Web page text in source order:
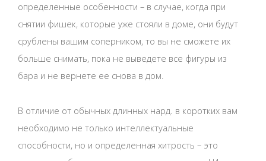
определенные особенности – в случае, когда при
снятии фишек, которые уже стояли в доме, они будут
срублены вашим соперником, то вы не сможете их
больше снимать, пока не выведете все фигуры из
бара и не вернете ее снова в дом.
В отличие от обычных длинных нард. в коротких вам
необходимо не только интеллектуальные
способности, но и определенная хитрость – это